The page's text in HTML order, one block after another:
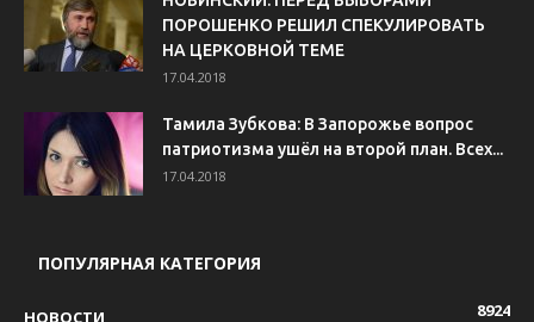
ПОРОШЕНКО РЕШИЛ СПЕКУЛИРОВАТЬ
НА ЦЕРКОВНОЙ ТЕМЕ
17.04.2018
Тамила Зубкова: В Запорожье вопрос
патриотизма ушёл на второй план. Всех...
17.04.2018
ПОПУЛЯРНАЯ КАТЕГОРИЯ
8924